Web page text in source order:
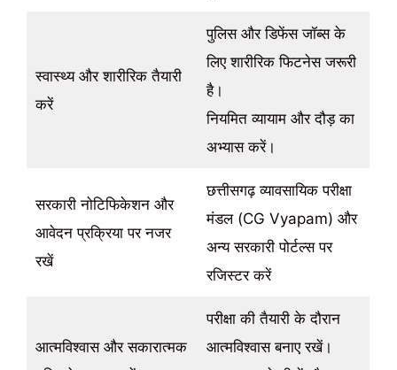
स्वास्थ्य और शारीरिक तैयारी
करें
पुलिस और डिफेंस जॉब्स के
लिए शारीरिक फिटनेस जरूरी
है।
नियमित व्यायाम और दौड़ का
अभ्यास करें।
सरकारी नोटिफिकेशन और
आवेदन प्रक्रिया पर नजर
रखें
छत्तीसगढ़ व्यावसायिक परीक्षा
मंडल (CG Vyapam) और
अन्य सरकारी पोर्टल्स पर
रजिस्टर करें
आत्मविश्वास और सकारात्मक
परीक्षा की तैयारी के दौरान
आत्मविश्वास बनाए रखें।